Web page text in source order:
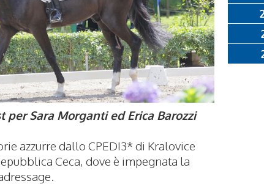
per Sara Morganti ed Erica Barozzi
azzurre dallo CPEDI3* di Kralovice
Ceca, dove è impegnata la